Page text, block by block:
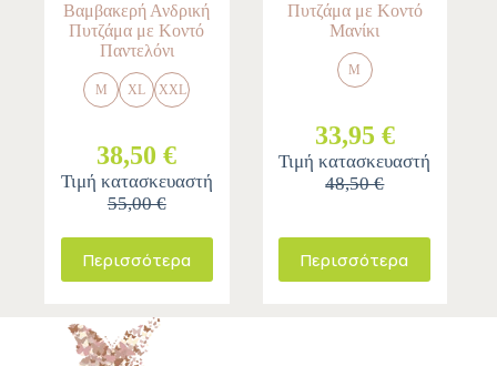
Βαμβακερή Ανδρική
Πυτζάμα με Κοντό
Παντελόνι
M XL XXL
38,50 €
Τιμή κατασκευαστή
55,00 €
Περισσότερα
Πυτζάμα με Κοντό
Μανίκι
M
33,95 €
Τιμή κατασκευαστή
48,50 €
Περισσότερα